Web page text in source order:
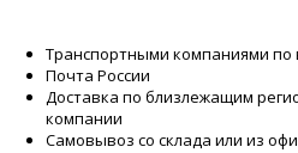
Транспортными компаниями по
Почта России
Доставка по близлежащим
компании
Самовывоз со склада или из